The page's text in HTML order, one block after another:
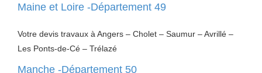
Maine et Loire -Département 49
Votre devis travaux à Angers – Cholet – Saumur – Avrillé –
Les Ponts-de-Cé – Trélazé
Manche -Département 50